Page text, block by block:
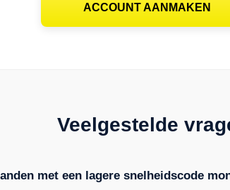
ACCOUNT AANMAKEN
Veelgestelde
met een lagere snelheidscode